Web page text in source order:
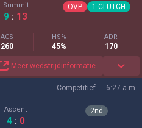
Summit
9 : 13
OVP 1 CLUTCH
ACS
260
HS%
45%
ADR
170
Meer wedstrijdinformatie
Competitief 6:27 a.m.
Ascent
4 : 0
2nd